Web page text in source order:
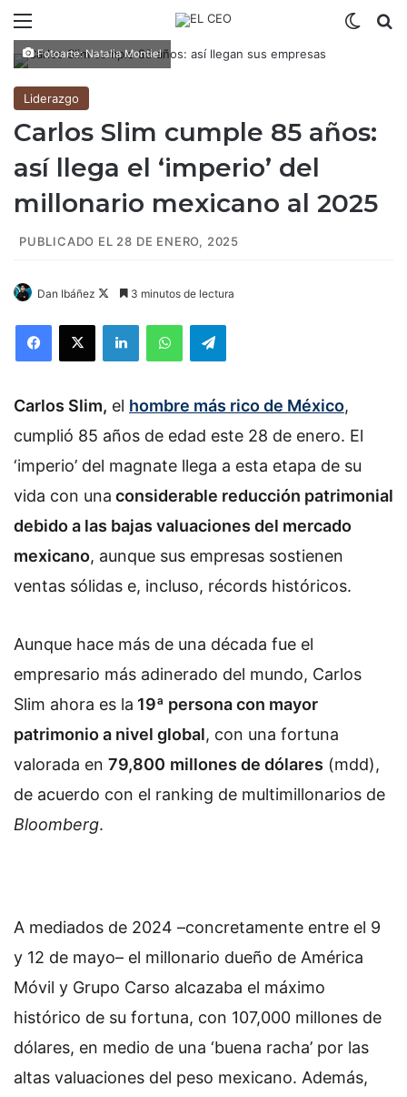
Fotoarte: Natalia Montiel
Liderazgo
Carlos Slim cumple 85 años:
así llega el ‘imperio’ del
millonario mexicano al 2025
PUBLICADO EL 28 DE ENERO, 2025
Dan Ibáñez
l
w
X
3 minutos de lectura
Carlos Slim, el hombre más rico de México,
cumplió 85 años de edad este 28 de enero. El
‘imperio’ del magnate llega a esta etapa de su
vida con una considerable reducción patrimonial
debido a las bajas valuaciones del mercado
mexicano, aunque sus empresas sostienen
ventas sólidas e, incluso, récords históricos.
Aunque hace más de una década fue el
empresario más adinerado del mundo, Carlos
Slim ahora es la 19ª persona con mayor
patrimonio a nivel global, con una fortuna
valorada en 79,800 millones de dólares (mdd),
de acuerdo con el ranking de multimillonarios de
Bloomberg.
A mediados de 2024 –concretamente entre el 9
y 12 de mayo– el millonario dueño de América
Móvil y Grupo Carso alcazaba el máximo
histórico de su fortuna, con 107,000 millones de
dólares, en medio de una ‘buena racha’ por las
altas valuaciones del peso mexicano. Además,